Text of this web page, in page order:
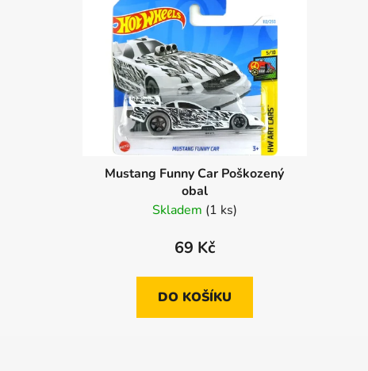
Mustang Funny Car Poškozený
obal
Skladem (1 ks)
69 Kč
DO KOŠÍKU